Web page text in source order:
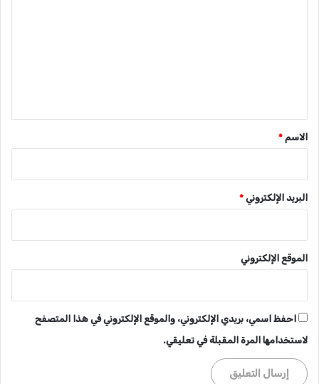
*
الاسم *
البريد الإلكتروني *
الموقع الإلكتروني
احفظ اسمي، بريدي الإلكتروني، والموقع الإلكتروني في هذا المتصفح
لاستخدامها المرة المقبلة في تعليقي.